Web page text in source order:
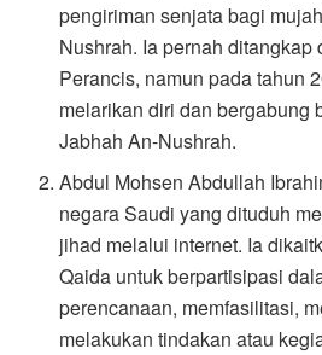
pengiriman senjata bagi
Nushrah. Ia pernah
Perancis, namun pada tahun
melarikan diri dan bergabung
Jabhah An-Nushrah.
Abdul Mohsen Abdullah
negara Saudi yang dituduh
jihad melalui internet. Ia
Qaida untuk berpartisipasi
perencanaan, memfasilitasi,
melakukan tindakan atau